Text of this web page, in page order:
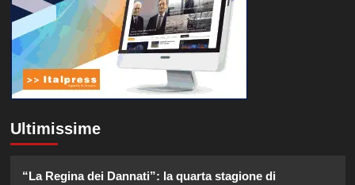
Ultimissime
“La Regina dei Dannati”: la quarta stagione di